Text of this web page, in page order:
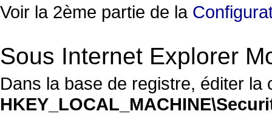
Voir la 2ème partie de la
Sous Internet Explorer
Dans la base de registre, éditer la